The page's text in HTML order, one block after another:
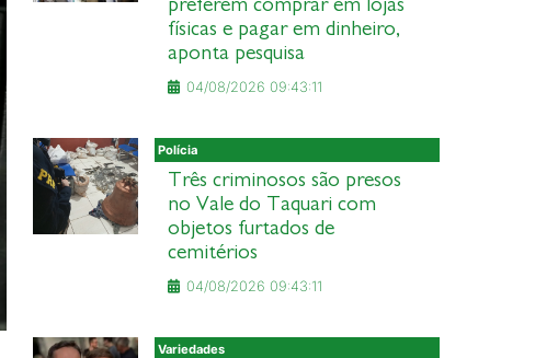
preferem comprar em lojas
físicas e pagar em dinheiro,
aponta pesquisa
04/08/2026 09:43:11
Polícia
Três criminosos são presos
no Vale do Taquari com
objetos furtados de
cemitérios
04/08/2026 09:43:11
Variedades